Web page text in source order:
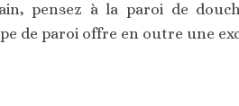
pensez à la paroi de
de paroi offre en outre une